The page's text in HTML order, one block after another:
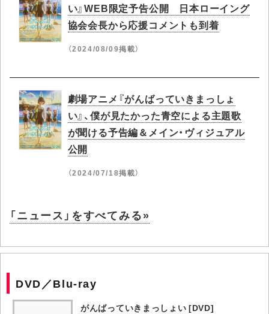
い』WEB限定予告公開 日本ローイング
協会会長から応援コメントも到着
（2024/08/09掲載）
劇場アニメ『がんばっていきまっしょ
い』、僕が見たかった青空による主題歌
が聞ける予告編＆メイン・ヴィジュアル
公開
（2024/07/18掲載）
「ニュース」をすべてみる»
DVD／Blu-ray
がんばっていきまっしょい [DVD]